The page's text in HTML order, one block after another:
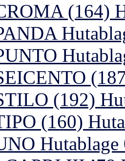
(164)
(192)
(160)
Hutablage